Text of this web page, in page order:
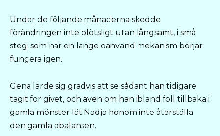
Under de följande månaderna skedde
förändringen inte plötsligt utan långsamt, i små
steg, som när en länge oanvänd mekanism börjar
fungera igen.
Gena lärde sig gradvis att se sådant han tidigare
tagit för givet, och även om han ibland föll tillbaka i
gamla mönster lät Nadja honom inte återställa
den gamla obalansen.